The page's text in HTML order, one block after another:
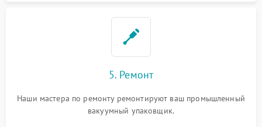
5. Ремонт
Наши мастера по ремонту ремонтируют ваш промышленный
вакуумный упаковщик.